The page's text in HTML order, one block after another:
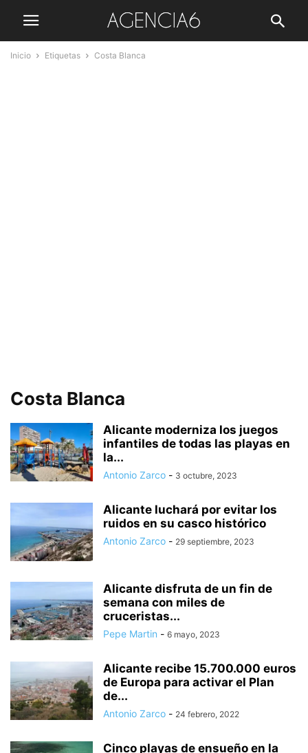
Inicio Etiquetas Costa Blanca
Costa Blanca
Alicante moderniza los juegos
infantiles de todas las playas en
la...
Antonio Zarco - 3 octubre, 2023
Alicante luchará por evitar los
ruidos en su casco histórico
Antonio Zarco - 29 septiembre, 2023
Alicante disfruta de un fin de
semana con miles de
cruceristas...
Pepe Martin - 6 mayo, 2023
Alicante recibe 15.700.000 euros
de Europa para activar el Plan
de...
Antonio Zarco - 24 febrero, 2022
Cinco playas de ensueño en la